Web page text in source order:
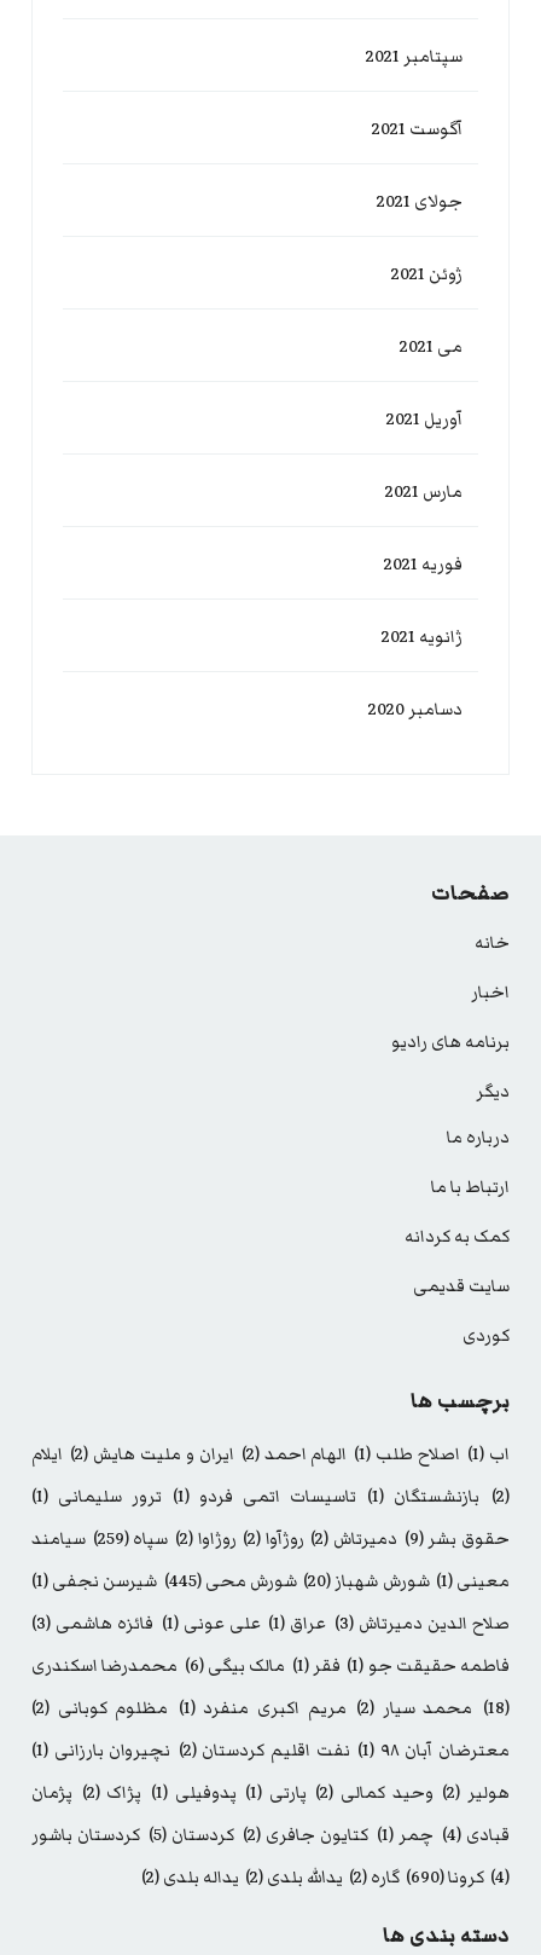
سپتامبر 2021
آگوست 2021
جولای 2021
ژوئن 2021
می 2021
آوریل 2021
مارس 2021
فوریه 2021
ژانویه 2021
دسامبر 2020
صفحات
خانه
اخبار
برنامه های رادیو
دیگر
درباره ما
ارتباط با ما
کمک به کردانه
سایت قدیمی
کوردی
برچسب ها
اب (1) اصلاح طلب (1) الهام احمد(2) ایران و ملیت هایش (2)
ایلام
(2)
بازنشستگان (1) تاسیسات اتمی فردو (1) ترور سلیمانی (1)
حقوق بشر (9) دمیرتاش (2) روژآوا(2) روژاوا(2) سپاه(259)
سیامند
معینی(1) شورش شهباز(20) شورش محی(445) شیرسن نجفی(1)
صلاح الدین دمیرتاش (3) عراق (1) علی عونی (1) فائزه هاشمی (3)
فاطمه حقیقت جو (1) فقر (1) مالک بیگی(6)
محمدرضا اسکندری
(18)
محمد سیار (2) مریم اکبری منفرد (1) مظلوم کوبانی (2)
معترضان آبان ۹۸
(1) نفت اقلیم کردستان (2) نچیروان بارزانی (1)
هولیر (2) وحید کمالی (2) پارتی (1) پدوفیلی (1) پژاک (2)
پژمان
قبادی (4) چمر (1) کتایون جافری (2) کردستان (5)
کردستان باشور
(4)
کرونا(690) گاره(2) یدالله بلدی(2) یداله بلدی(2)
دسته بندی ها